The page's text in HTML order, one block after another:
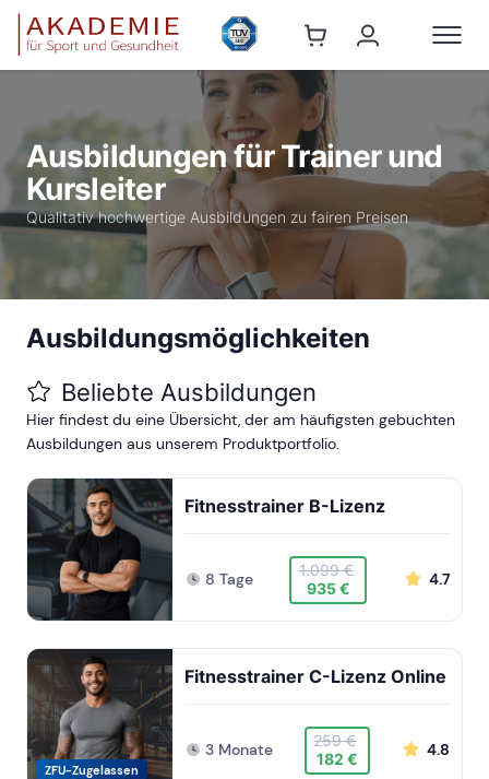
Ausbildungen für Trainer und
Kursleiter
Qualitativ hochwertige Ausbildungen zu fairen Preisen
Ausbildungsmöglichkeiten
Beliebte Ausbildungen
Hier findest du eine Übersicht, der am häufigsten gebuchten
Ausbildungen aus unserem Produktportfolio.
Fitnesstrainer B-Lizenz
8 Tage
1.099 €
935 €
4.7
ZFU-Zugelassen
Fitnesstrainer C-Lizenz Online
3 Monate
259 €
182 €
4.8